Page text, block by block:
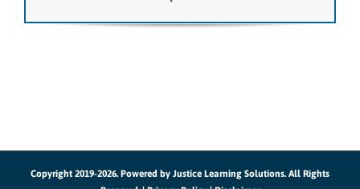
Copyright 2019-2026. Powered by Justice Learning Solutions. All Rights